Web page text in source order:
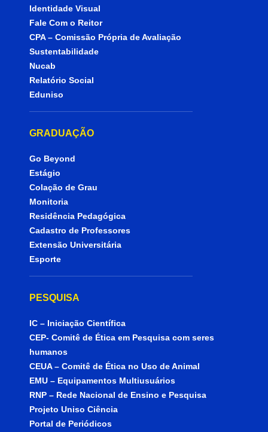
Identidade Visual
Fale Com o Reitor
CPA – Comissão Própria de Avaliação
Sustentabilidade
Nucab
Relatório Social
Eduniso
GRADUAÇÃO
Go Beyond
Estágio
Colação de Grau
Monitoria
Residência Pedagógica
Cadastro de Professores
Extensão Universitária
Esporte
PESQUISA
IC – Iniciação Científica
CEP- Comitê de Ética em Pesquisa com seres
humanos
CEUA – Comitê de Ética no Uso de Animal
EMU – Equipamentos Multiusuários
RNP – Rede Nacional de Ensino e Pesquisa
Projeto Uniso Ciência
Portal de Periódicos